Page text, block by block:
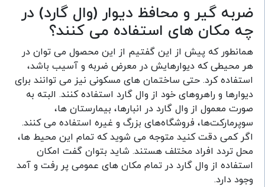
ضربه گیر و محافظ دیوار (وال گارد) در
چه مکان های استفاده می کنند؟
همانطور که پیش از این گفتیم از این محصول می توان در
هر محیطی که دیوارهایش در معرض ضربه و آسیب باشد،
استفاده کرد. حتی ساختمان های مسکونی نیز می توانند برای
دیوارها و راهروهای خود از وال گارد استفاده کنند. البته به
صورت معمول از وال گارد در انبارها، بیمارستان ها،
سوپرمارکت‌ها، فروشگاه‌های بزرگ و غیره استفاده می کنند.
اگر کمی دقت کنید متوجه می شوید که تمام این محیط ها،
محل تردد افراد مختلف هستند. شاید بتوان گفت امکان
استفاده از وال گارد در تمام مکان های عمومی پر رفت و آمد
وجود دارد.